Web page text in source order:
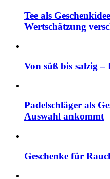
Tee als
Wertschätzung
Von süß bis salzig
Padelschläger als
Auswahl ankommt
Geschenke für